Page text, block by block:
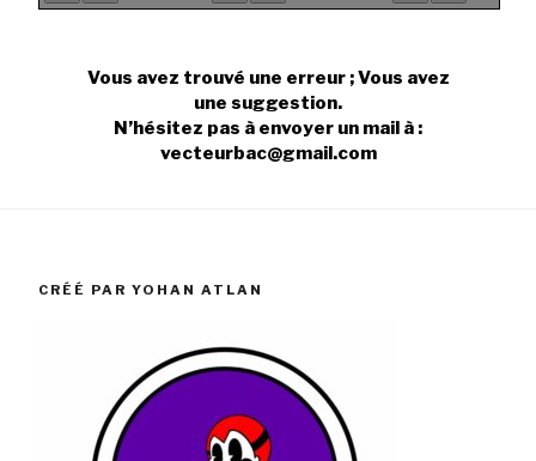
Vous avez trouvé une erreur ; Vous avez
une suggestion.
N’hésitez pas à envoyer un mail à :
vecteurbac@gmail.com
CRÉÉ PAR YOHAN ATLAN